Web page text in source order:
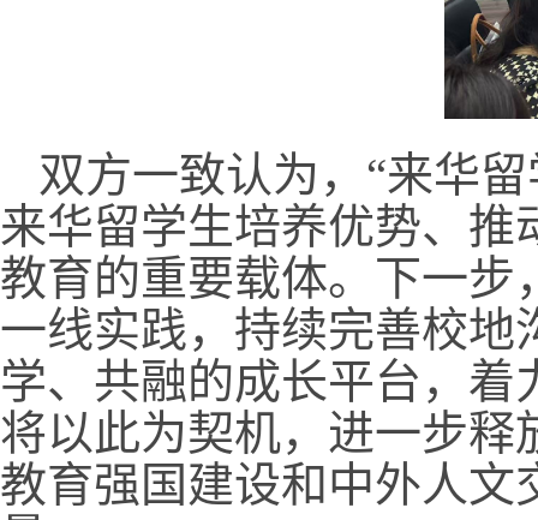
双方一致认为，“来华
来华留学生培养优势、
教育的重要载体。下一步
一线实践，持续完善校地
学、共融的成长平台，
将以此为契机，进一步释
教育强国建设和中外人文